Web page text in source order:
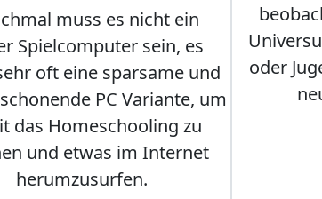
muss es nicht ein
Spielcomputer sein, es
oft eine sparsame und
PC Variante, um
das Homeschooling zu
und etwas im Internet
herumzusurfen.
oder